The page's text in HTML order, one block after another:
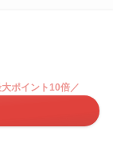
ポイント10倍／